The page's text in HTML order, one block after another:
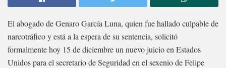
El abogado de Genaro García Luna, quien fue hallado culpable de
narcotráfico y está a la espera de su sentencia, solicitó
formalmente hoy 15 de diciembre un nuevo juicio en Estados
Unidos para el secretario de Seguridad en el sexenio de Felipe